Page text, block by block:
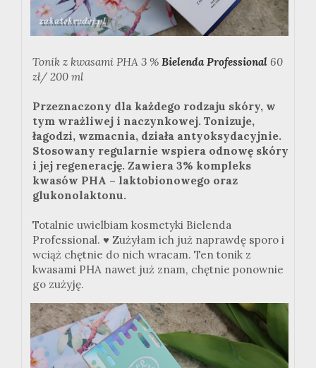
Tonik z kwasami PHA 3 % Bielenda Professional 60
zł/ 200 ml
Przeznaczony dla każdego rodzaju skóry, w
tym wrażliwej i naczynkowej. Tonizuje,
łagodzi, wzmacnia, działa antyoksydacyjnie.
Stosowany regularnie wspiera odnowę skóry
i jej regenerację. Zawiera 3% kompleks
kwasów PHA – laktobionowego oraz
glukonolaktonu.
Totalnie uwielbiam kosmetyki Bielenda
Professional. ♥ Zużyłam ich już naprawdę sporo i
wciąż chętnie do nich wracam. Ten tonik z
kwasami PHA nawet już znam, chętnie ponownie
go zużyję.